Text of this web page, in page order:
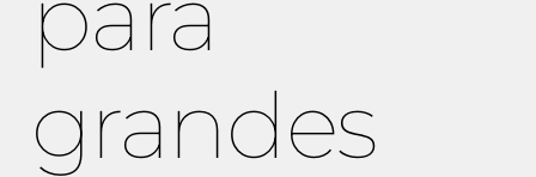
grandes